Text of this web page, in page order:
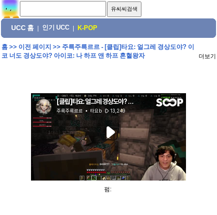
UCC 홈 인기 UCC K-POP
홈>> 이전 페이지 >> 주륵주륵르르 - [클립]타요: 얼그레 경상도야? 이
코 너도 경상도야? 아이코: 나 하프 앤 하프 혼혈왕자
더보기
펌: